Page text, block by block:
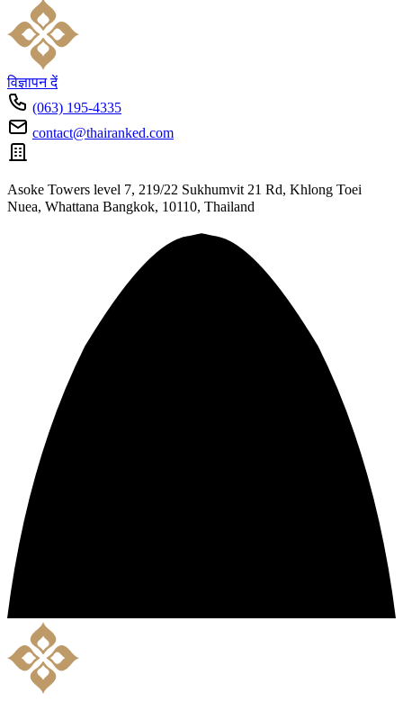
विज्ञापन दें
(063) 195-4335
contact@thairanked.com
Asoke Towers level 7, 219/22 Sukhumvit 21 Rd, Khlong Toei
Nuea, Whattana Bangkok, 10110, Thailand